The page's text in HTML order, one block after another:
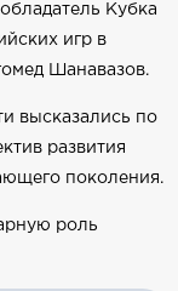
Кубка
игр в
Шанавазов.
высказались по
развития
поколения.
роль